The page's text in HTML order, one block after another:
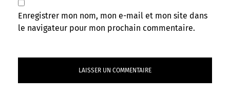
Enregistrer mon nom, mon e-mail et mon site dans
le navigateur pour mon prochain commentaire.